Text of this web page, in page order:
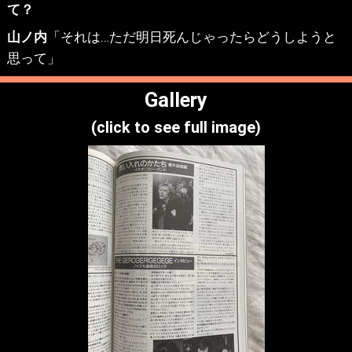
て？
山ノ内 「それは…ただ明日死んじゃったらどうしようと
思って」
Gallery
(click to see full image)